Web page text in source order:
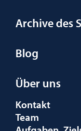
Archive des
Blog
Über uns
Kontakt
Team